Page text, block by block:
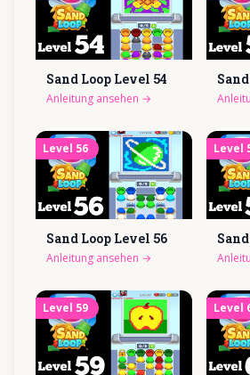
Sand Loop Level 54
Anleitung ansehen →
Level 56
Sand Loop Level 56
Anleitung ansehen →
Level
Level 59 Level